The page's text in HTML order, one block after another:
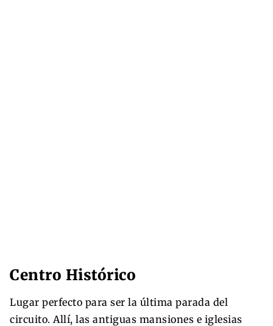
Centro Histórico
Lugar perfecto para ser la última parada del
circuito. Allí, las antiguas mansiones e iglesias